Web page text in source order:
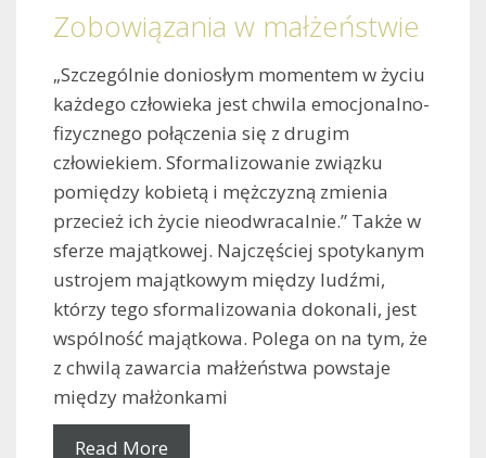
Zobowiązania w małżeństwie
„Szczególnie doniosłym momentem w życiu
każdego człowieka jest chwila emocjonalno-
fizycznego połączenia się z drugim
człowiekiem. Sformalizowanie związku
pomiędzy kobietą i mężczyzną zmienia
przecież ich życie nieodwracalnie.” Także w
sferze majątkowej. Najczęściej spotykanym
ustrojem majątkowym między ludźmi,
którzy tego sformalizowania dokonali, jest
wspólność majątkowa. Polega on na tym, że
z chwilą zawarcia małżeństwa powstaje
między małżonkami
Read More